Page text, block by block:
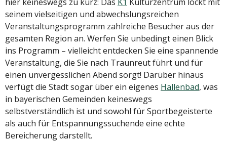
seinem vielseitigen und abwechslungsreichen
Veranstaltungsprogramm zahlreiche Besucher aus der
gesamten Region an. Werfen Sie unbedingt einen Blick
ins Programm – vielleicht entdecken Sie eine spannende
Veranstaltung, die Sie nach Traunreut führt und für
einen unvergesslichen Abend sorgt! Darüber hinaus
verfügt die Stadt sogar über ein eigenes Hallenbad, was
in bayerischen Gemeinden keineswegs
selbstverständlich ist und sowohl für Sportbegeisterte
als auch für Entspannungssuchende eine echte
Bereicherung darstellt.